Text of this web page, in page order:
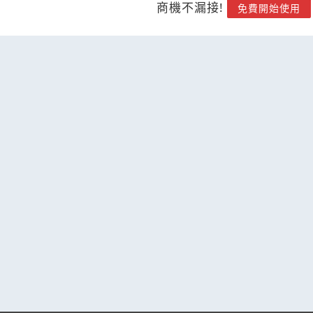
商機不漏接!
免費開始使用